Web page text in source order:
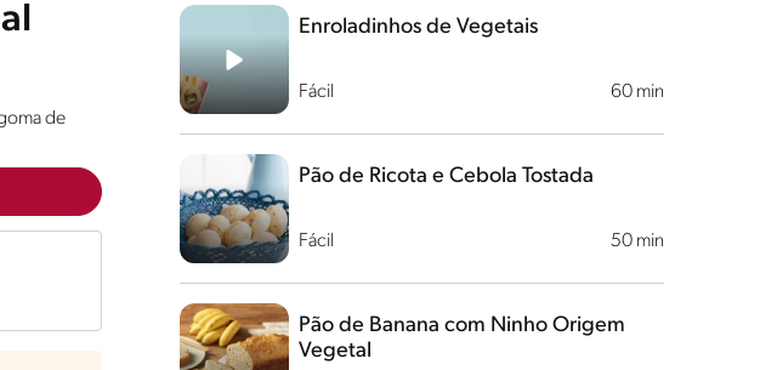
de
Fácil 60 min
Enroladinhos de Vegetais
Fácil 50 min
Pão de Ricota e Cebola Tostada
Pão de Banana com Ninho Origem
Vegetal